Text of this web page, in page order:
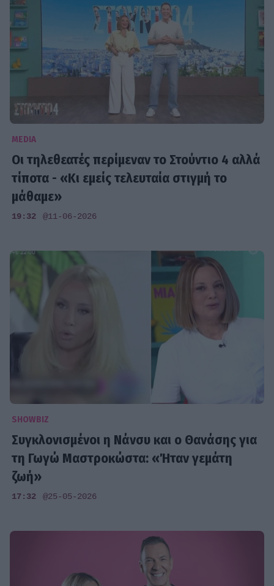
MEDIA
Οι τηλεθεατές περίμεναν το Στούντιο 4 αλλά
τίποτα - «Κι εμείς τελευταία στιγμή το
μάθαμε»
19:32 @11-06-2026
SHOWBIZ
Συγκλονισμένοι η Νάνσυ και ο Θανάσης για
τη Γωγώ Μαστροκώστα: «Ήταν γεμάτη
ζωή»
17:32 @25-05-2026